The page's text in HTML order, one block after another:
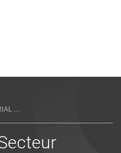
...